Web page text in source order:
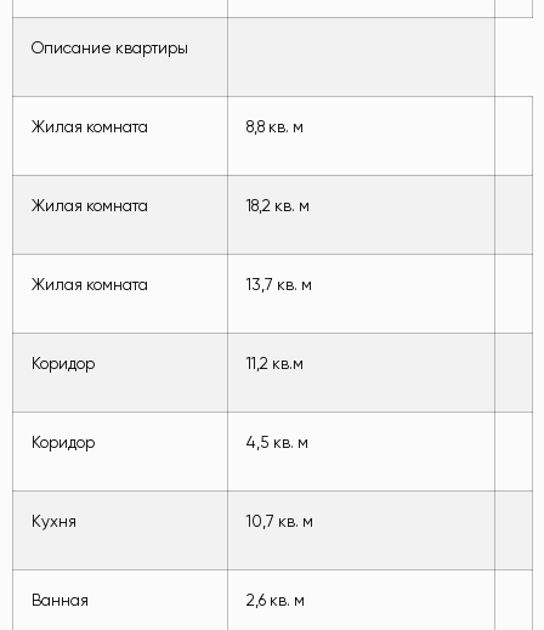
Описание квартиры
Жилая комната 8,8 кв. м
Жилая комната 18,2 кв. м
Жилая комната 13,7 кв. м
Коридор 11,2 кв.м
Коридор 4,5 кв. м
Кухня 10,7 кв. м
Ванная 2,6 кв. м